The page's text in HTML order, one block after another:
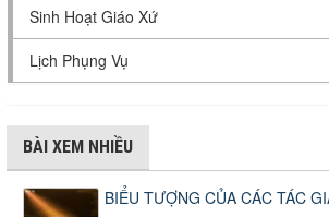
Sinh Hoạt Giáo Xứ
Lịch Phụng Vụ
BÀI XEM NHIỀU
BIỂU TƯỢNG CỦA CÁC TÁC